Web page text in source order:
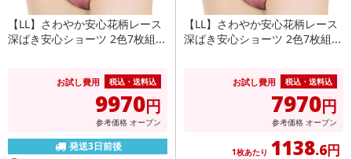
【LL】さわやか安心花柄レース
深ばき安心ショーツ 2色7枚組...
お試し費用 税込・送料込
9970円
参考価格 オープン
発送3日前後
【LL】さわやか安心花柄レース
深ばき安心ショーツ 2色7枚組...
お試し費用 税込・送料込
7970円
参考価格 オープン
1枚あたり 1138.6円